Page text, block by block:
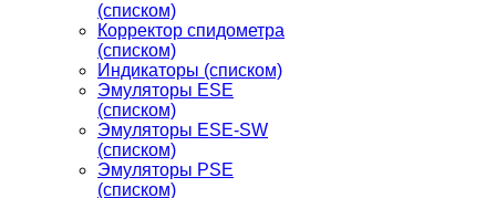
(списком)
Корректор спидометра
(списком)
Индикаторы (списком)
Эмуляторы ESE
(списком)
Эмуляторы ESE-SW
(списком)
Эмуляторы PSE
(списком)